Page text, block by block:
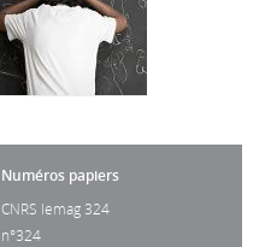
Numéros papiers
CNRS lemag 324
n°324